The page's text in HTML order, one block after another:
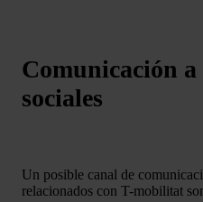
Comunicación a
sociales
Un posible canal de
relacionados con T-mobilitat